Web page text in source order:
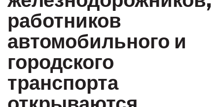
работников
автомобильного и
городского
транспорта